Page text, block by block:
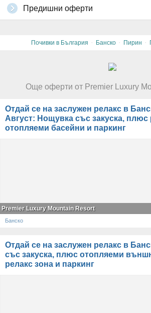
Предишни оферти
Почивки в България · Банско · Пирин ·
Още оферти от Premier Luxury
Отдай се на заслужен релакс в
Август: Нощувка със закуска, плюс
отопляеми басейни и паркинг
Premier Luxury Mountain Resort
Банско
Отдай се на заслужен релакс в
със закуска, плюс отопляеми
релакс зона и паркинг